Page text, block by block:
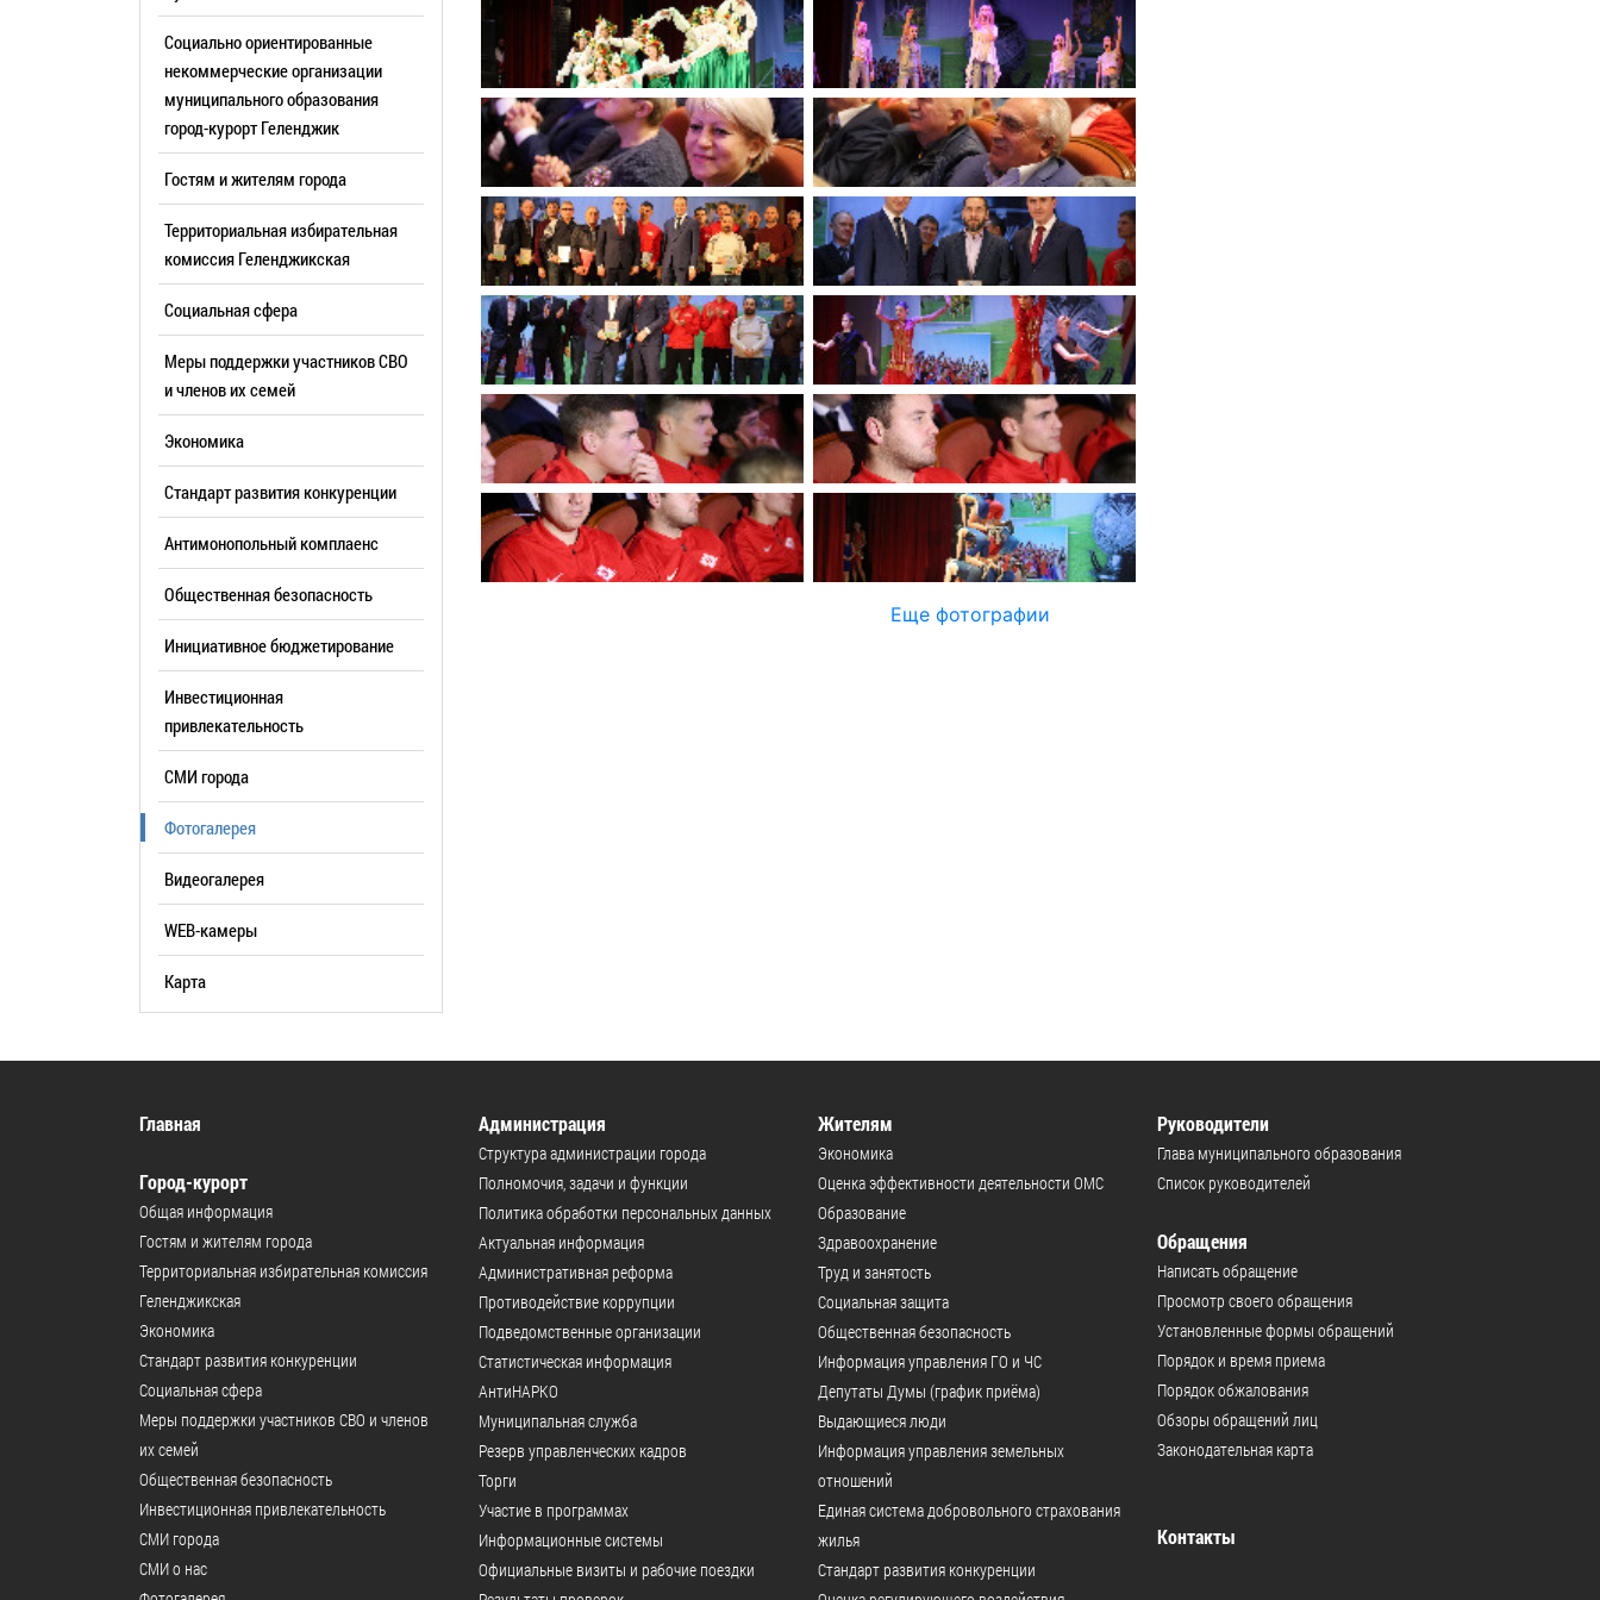
Стандарт развития конкуренции
Антимонопольный комплаенс
Общественная безопасность
Инициативное бюджетирование
Инвестиционная
Видеогалерея
РУКОВОДИТЕЛИ
Список руководителей
Резерв управленческих кадров
Сведения о нестационарных
объектах (НТО), QR-коды
Имущественная поддержка
субъектов МСП
Участие в программах
Проектная деятельность
Информационные системы
Официальные визиты и рабочие
поездки
Результаты проверок
Профсоюзные организации
имуществе и обязательствах
имущественного характера
План работы и график сессий
ОБРАЩЕНИЯ
Написать обращение
Просмотр своего обращения
Установленные формы
обращений
Порядок и время приема
Порядок обжалования
Обзоры обращений лиц
Законодательная карта
Порядок оказания бесплатной
юридической помощи
Социально ориентированные
некоммерческие организации
муниципального образования
город-курорт Геленджик
Гостям и жителям города
Территориальная избирательная
комиссия Геленджикcкая
Социальная сфера
Меры поддержки участников СВО
и членов их семей
Экономика
Стандарт развития конкуренции
Антимонопольный комплаенс
Общественная безопасность
Инициативное бюджетирование
Инвестиционная
привлекательность
СМИ города
Фотогалерея
Видеогалерея
WEB-камеры
Карта
Еще фотографии
Главная
Город-курорт
Общая информация
Гостям и жителям города
Территориальная избирательная комиссия
Геленджикcкая
Экономика
Стандарт развития конкуренции
Социальная сфера
Меры поддержки участников СВО и членов
их семей
Общественная безопасность
Инвестиционная привлекательность
СМИ города
СМИ о нас
Администрация
Структура администрации города
Полномочия, задачи и функции
Политика обработки персональных данных
Актуальная информация
Административная реформа
Противодействие коррупции
Подведомственные организации
Статистическая информация
АнтиНАРКО
Муниципальная служба
Резерв управленческих кадров
Торги
Участие в программах
Информационные системы
Официальные визиты и рабочие поездки
Жителям
Экономика
Оценка эффективности деятельности ОМС
Образование
Здравоохранение
Труд и занятость
Социальная защита
Общественная безопасность
Информация управления ГО и ЧС
Депутаты Думы (график приёма)
Выдающиеся люди
Информация управления земельных
отношений
Единая система добровольного страхования
жилья
Стандарт развития конкуренции
Руководители
Глава муниципального образования
Список руководителей
Обращения
Написать обращение
Просмотр своего обращения
Установленные формы обращений
Порядок и время приема
Порядок обжалования
Обзоры обращений лиц
Законодательная карта
Контакты